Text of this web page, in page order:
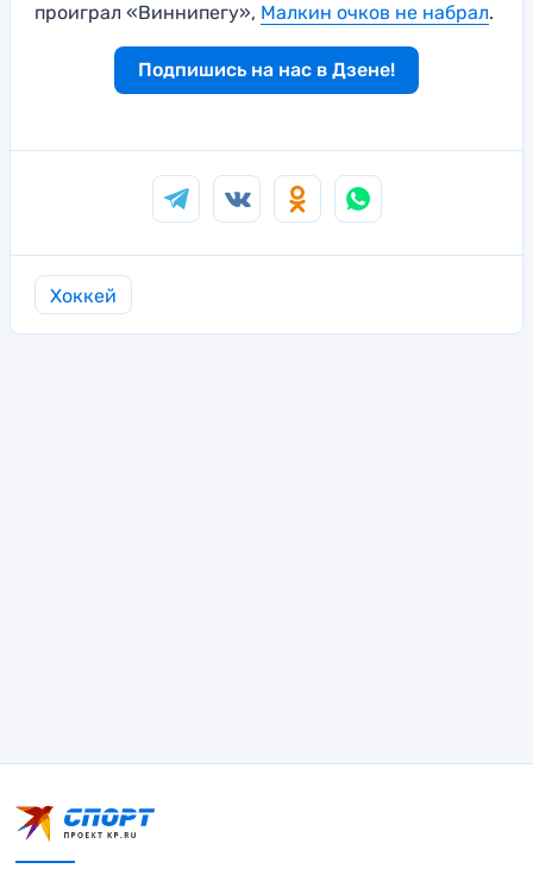
проиграл «Виннипегу», Малкин очков не набрал.
Подпишись на нас в Дзене!
Хоккей